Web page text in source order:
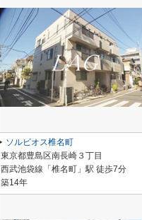
ソルビオス椎名町
東京都豊島区南長崎３丁目
西武池袋線「椎名町」駅 徒歩7分
築14年